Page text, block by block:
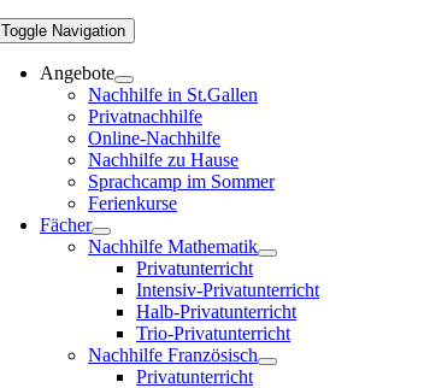
Toggle Navigation
Angebote
Nachhilfe in St.Gallen
Privatnachhilfe
Online-Nachhilfe
Nachhilfe zu Hause
Sprachcamp im Sommer
Ferienkurse
Fächer
Nachhilfe Mathematik
Privatunterricht
Intensiv-Privatunterricht
Halb-Privatunterricht
Trio-Privatunterricht
Nachhilfe Französisch
Privatunterricht